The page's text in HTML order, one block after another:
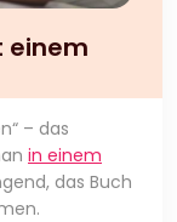
einem
– das
in einem
das Buch